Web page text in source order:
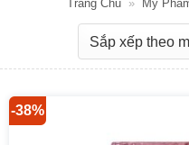
Trang Chủ » Mỹ
-38%